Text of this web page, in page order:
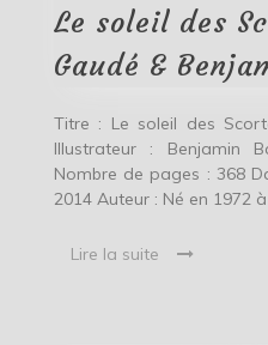
Le soleil des
Gaudé &
Titre : Le soleil des
Illustrateur : Benjamin
Nombre de pages : 368
2014 Auteur : Né en 1972
Lire la suite